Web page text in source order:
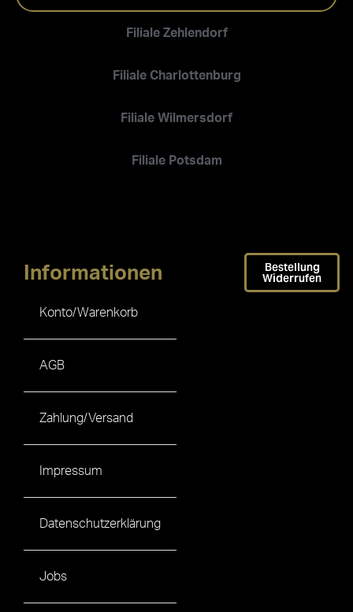
Filiale Zehlendorf
Filiale Charlottenburg
Filiale Wilmersdorf
Filiale Potsdam
Informationen
Konto/Warenkorb
AGB
Zahlung/Versand
Impressum
Datenschutzerklärung
Jobs
Bestellung
Widerrufen